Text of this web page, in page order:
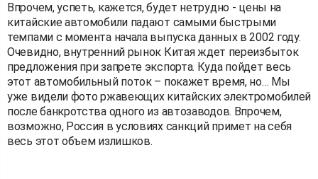
Впрочем, успеть, кажется, будет нетрудно - цены на
китайские автомобили падают самыми быстрыми
темпами с момента начала выпуска данных в 2002 году.
Очевидно, внутренний рынок Китая ждет переизбыток
предложения при запрете экспорта. Куда пойдет весь
этот автомобильный поток – покажет время, но… Мы
уже видели фото ржавеющих китайских электромобилей
после банкротства одного из автозаводов. Впрочем,
возможно, Россия в условиях санкций примет на себя
весь этот объем излишков.